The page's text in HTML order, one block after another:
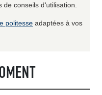
conseils d'utilisation.
politesse adaptées à vos